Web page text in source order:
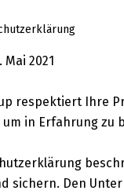
Mai 2021
respektiert Ihre
in Erfahrung zu
sichern. Den